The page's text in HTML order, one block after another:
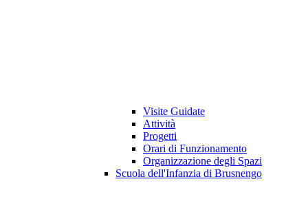
Visite Guidate
Attività
Progetti
Orari di Funzionamento
Organizzazione degli Spazi
Scuola dell'Infanzia di Brusnengo